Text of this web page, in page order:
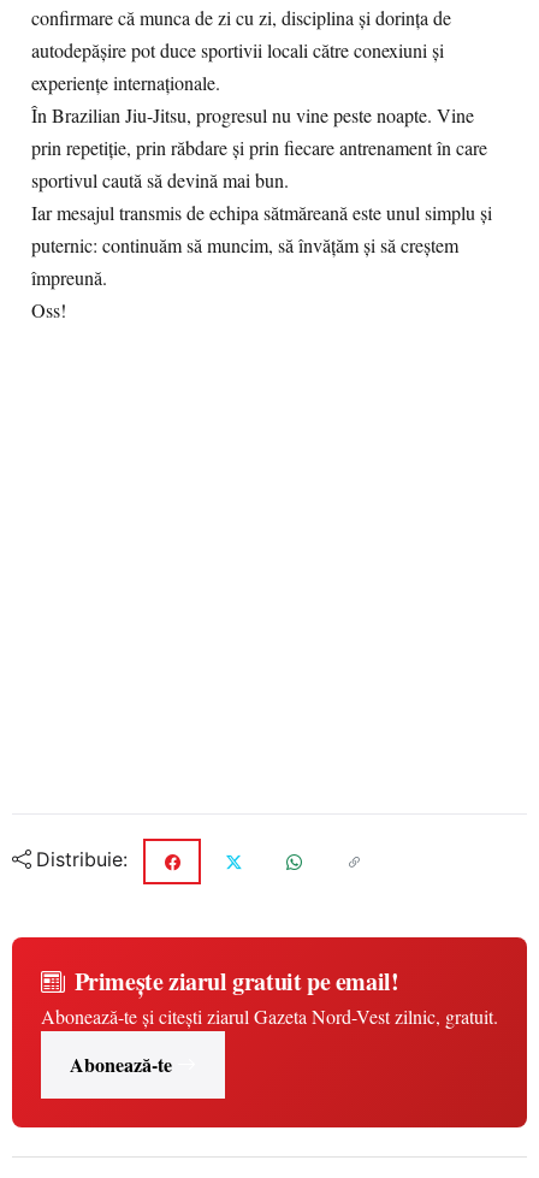
confirmare că munca de zi cu zi, disciplina și dorința de
autodepășire pot duce sportivii locali către conexiuni și
experiențe internaționale.
În Brazilian Jiu-Jitsu, progresul nu vine peste noapte. Vine
prin repetiție, prin răbdare și prin fiecare antrenament în care
sportivul caută să devină mai bun.
Iar mesajul transmis de echipa sătmăreană este unul simplu și
puternic: continuăm să muncim, să învățăm și să creștem
împreună.
Oss!
Distribuie:
Primește ziarul gratuit pe email!
Abonează-te și citești ziarul Gazeta Nord-Vest zilnic, gratuit.
Abonează-te